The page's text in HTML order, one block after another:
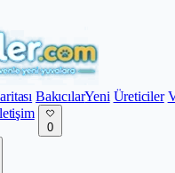
BakıcılarYeni Üreticiler
0